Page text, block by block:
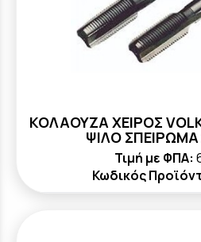
ΚΟΛΑΟΥΖΑ ΧΕΙΡΟΣ
ΨΙΛΟ ΣΠΕΙΡΩΜΑ
Τιμή με ΦΠΑ:
Κωδικός